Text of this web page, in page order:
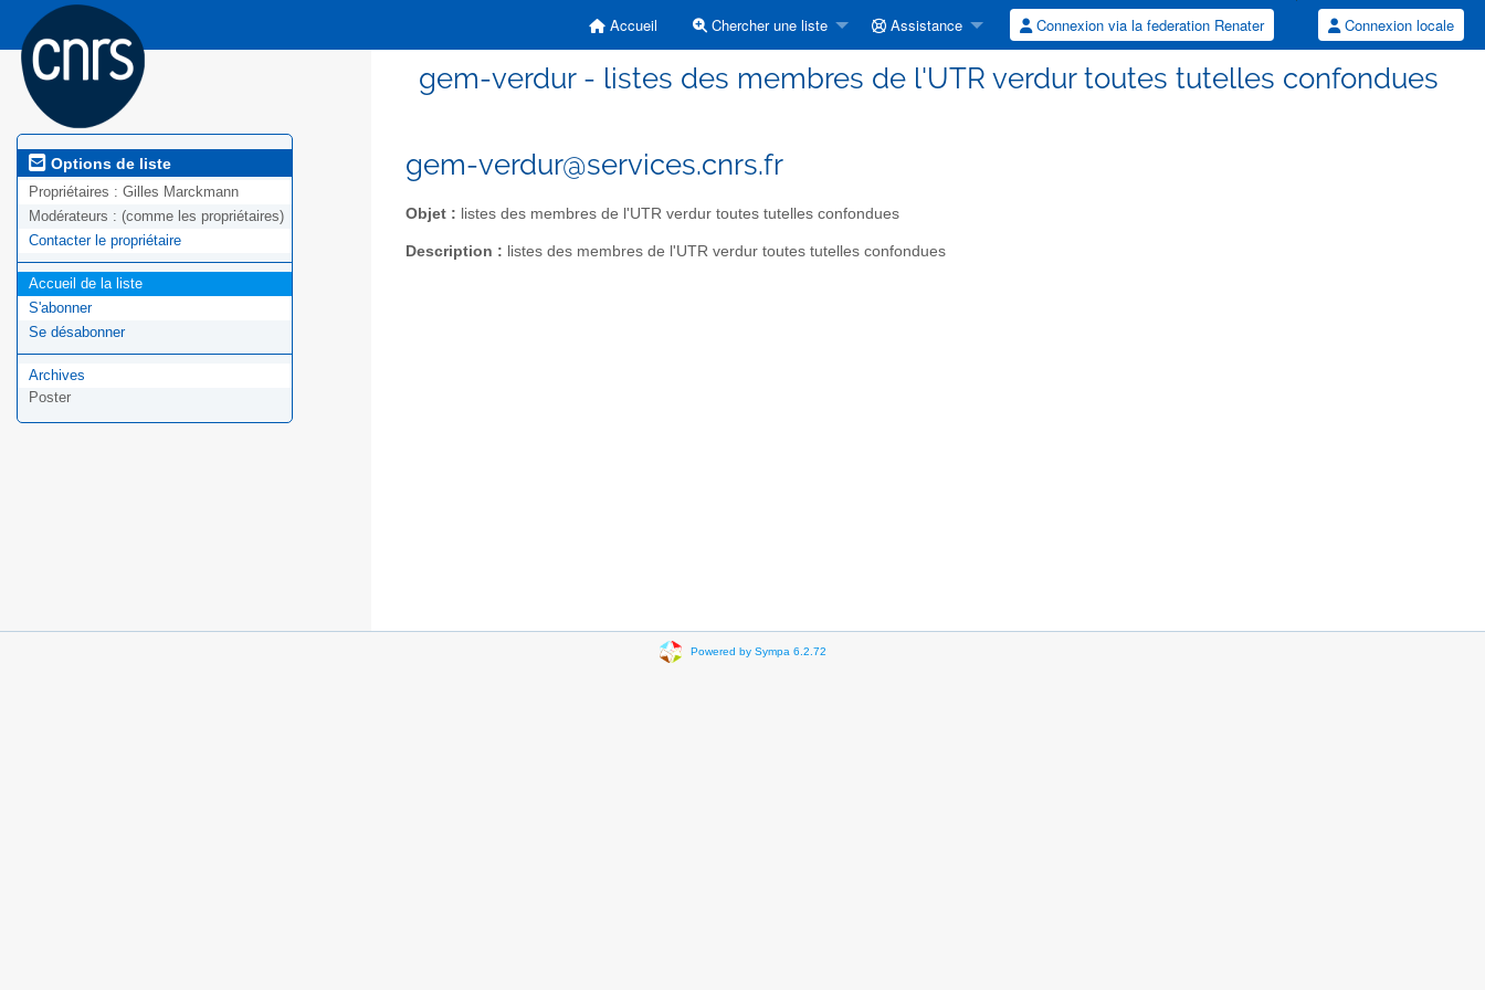
Accueil Chercher une liste Assistance Connexion via la federation Renater Connexion locale
gem-verdur - listes des membres de l'UTR verdur toutes tutelles confondues
Options de liste
Propriétaires : Gilles Marckmann
Modérateurs : (comme les propriétaires)
Contacter le propriétaire
Accueil de la liste
S'abonner
Se désabonner
Archives
Poster
gem-verdur@services.cnrs.fr
Objet : listes des membres de l'UTR verdur toutes tutelles confondues
Description : listes des membres de l'UTR verdur toutes tutelles confondues
Powered by Sympa 6.2.72